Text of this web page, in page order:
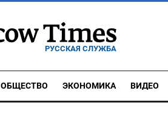
РУССКАЯ СЛУЖБА
ОБЩЕСТВО ЭКОНОМИКА ВИДЕО